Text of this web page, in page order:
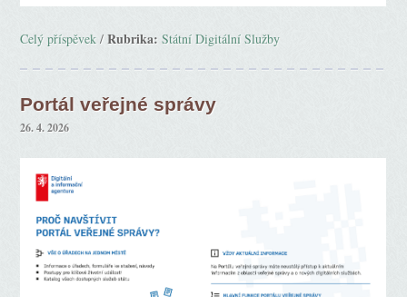
Celý příspěvek /Rubrika: Státní Digitální Služby
Portál veřejné správy
26. 4. 2026